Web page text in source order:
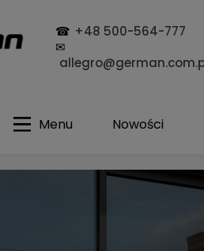
☎ +48 500-564-777
✉
Menu Nowości